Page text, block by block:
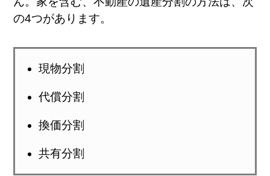
の4つがあります。
現物分割
代償分割
換価分割
共有分割